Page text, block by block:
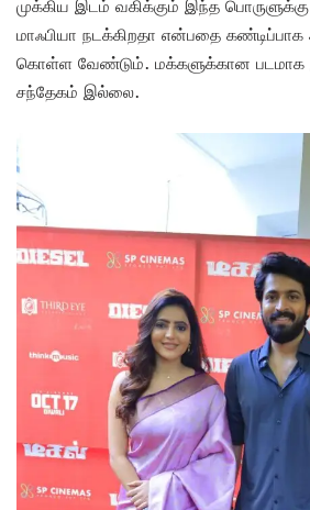
முக்கிய இடம் வகிக்கும் இந்த
மாஃபியா நடக்கிறதா என்பதை
கொள்ள வேண்டும். மக்களுக்கான படமாக
சந்தேகம் இல்லை.